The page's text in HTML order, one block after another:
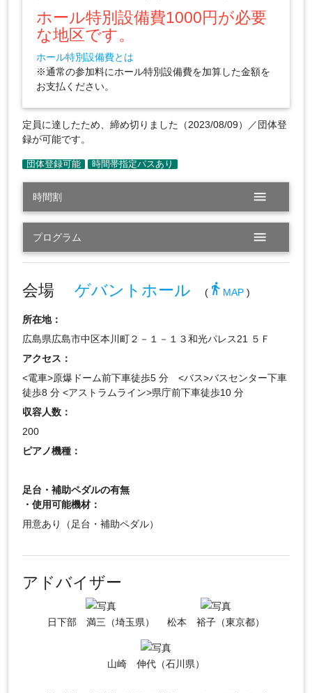
ホール特別設備費1000円が必要
な地区です。
ホール特別設備費とは
※通常の参加料にホール特別設備費を加算した金額を
お支払ください。
定員に達したため、締め切りました（2023/08/09）／団体登
録が可能です。
時間割 menu
プログラム menu
会場 ゲバントホール (directions_walk MAP)
所在地：
広島県広島市中区本川町２－１－１３和光パレス21 ５Ｆ
アクセス：
<電車>原爆ドーム前下車徒歩5 分 <バス>バスセンター下車
徒歩8 分 <アストラムライン>県庁前下車徒歩10 分
収容人数：
200
ピアノ機種：
足台・補助ペダルの有無
・使用可能機材：
用意あり（足台・補助ペダル）
アドバイザー
日下部 満三（埼玉県） 松本 裕子（東京都）
山崎 伸代（石川県）